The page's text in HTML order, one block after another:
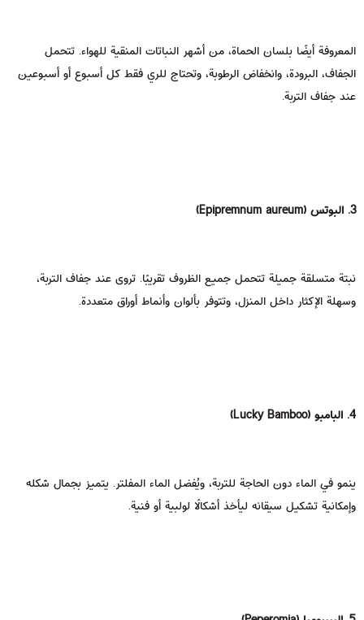
المعروفة أيضًا بلسان الحماة، من أشهر النباتات المنقية للهواء. تتحمل
الجفاف، البرودة، وانخفاض الرطوبة، وتحتاج للري فقط كل أسبوع أو أسبوعين
عند جفاف التربة.
3. البوتس (Epipremnum aureum)
نبتة متسلقة جميلة تتحمل جميع الظروف تقريبًا. تروى عند جفاف التربة،
وسهلة الإكثار داخل المنزل، وتتوفر بألوان وأنماط أوراق متعددة.
4. البامبو (Lucky Bamboo)
ينمو في الماء دون الحاجة للتربة، ويُفضل الماء المفلتر. يتميز بجمال شكله
وإمكانية تشكيل سيقانه ليأخذ أشكالًا لولبية أو فنية.